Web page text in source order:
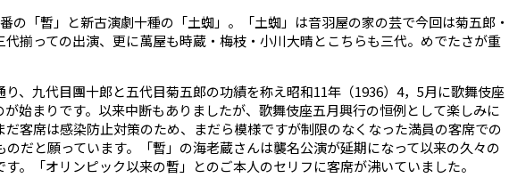
の「暫」と新古演劇十種の「土蜘」。「土蜘」は音羽屋の家の芸で今回は菊五郎・
代揃っての出演、更に萬屋も時蔵・梅枝・小川大晴とこちらも三代。めでたさが重
り、九代目團十郎と五代目菊五郎の功績を称え昭和11年（1936）4，5月に歌舞伎座
が始まりです。以来中断もありましたが、歌舞伎座五月興行の恒例として楽しみに
だ客席は感染防止対策のため、まだら模様ですが制限のなくなった満員の客席での
だと願っています。「暫」の海老蔵さんは襲名公演が延期になって以来の久々の
。「オリンピック以来の暫」とのご本人のセリフに客席が沸いていました。